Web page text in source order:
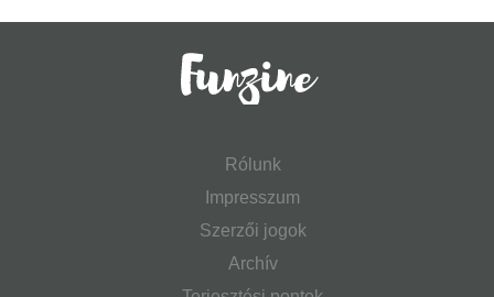
Rólunk
Impresszum
Szerzői jogok
Archív